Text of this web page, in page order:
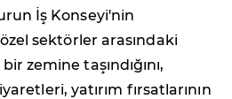
İş Konseyi'nin
sektörler arasındaki
zemine taşındığını,
yatırım fırsatlarının